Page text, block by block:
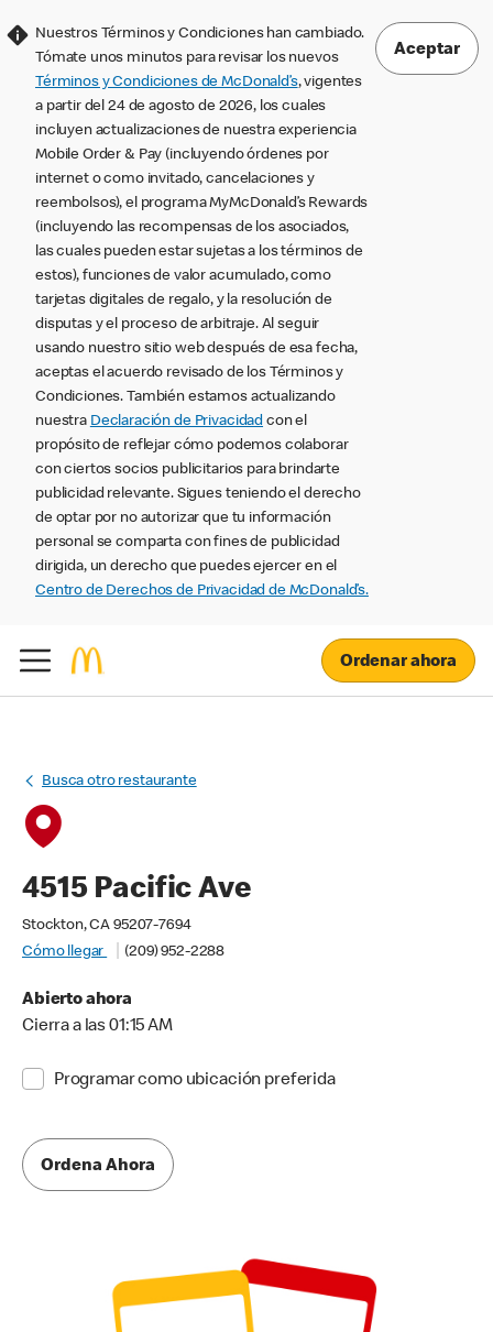
Nuestros Términos y Condiciones han cambiado.
Tómate unos minutos para revisar los nuevos
Términos y Condiciones de McDonald’s, vigentes
a partir del 24 de agosto de 2026, los cuales
incluyen actualizaciones de nuestra experiencia
Mobile Order & Pay (incluyendo órdenes por
internet o como invitado, cancelaciones y
reembolsos), el programa MyMcDonald’s Rewards
(incluyendo las recompensas de los asociados,
las cuales pueden estar sujetas a los términos de
estos), funciones de valor acumulado, como
tarjetas digitales de regalo, y la resolución de
disputas y el proceso de arbitraje. Al seguir
usando nuestro sitio web después de esa fecha,
aceptas el acuerdo revisado de los Términos y
Condiciones. También estamos actualizando
nuestra Declaración de Privacidad con el
propósito de reflejar cómo podemos colaborar
con ciertos socios publicitarios para brindarte
publicidad relevante. Sigues teniendo el derecho
de optar por no autorizar que tu información
personal se comparta con fines de publicidad
dirigida, un derecho que puedes ejercer en el
Centro de Derechos de Privacidad de McDonald’s.
Aceptar
Ordenar ahora
Busca otro restaurante
4515 Pacific Ave
Stockton, CA 95207-7694
Cómo llegar
(209) 952-2288
Abierto ahora
Cierra a las 01:15 AM
Programar como ubicación preferida
Ordena Ahora